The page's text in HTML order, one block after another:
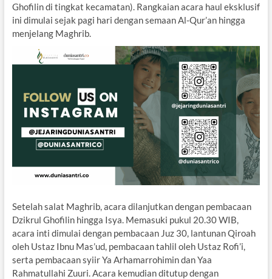
Ghofilin di tingkat kecamatan). Rangkaian acara haul eksklusif
ini dimulai sejak pagi hari dengan semaan Al-Qur’an hingga
menjelang Maghrib.
​Setelah salat Maghrib, acara dilanjutkan dengan pembacaan
Dzikrul Ghofilin hingga Isya. Memasuki pukul 20.30 WIB,
acara inti dimulai dengan pembacaan Juz 30, lantunan Qiroah
oleh Ustaz Ibnu Mas’ud, pembacaan tahlil oleh Ustaz Rofi’i,
serta pembacaan syiir Ya Arhamarrohimin dan Yaa
Rahmatullahi Zuuri. Acara kemudian ditutup dengan